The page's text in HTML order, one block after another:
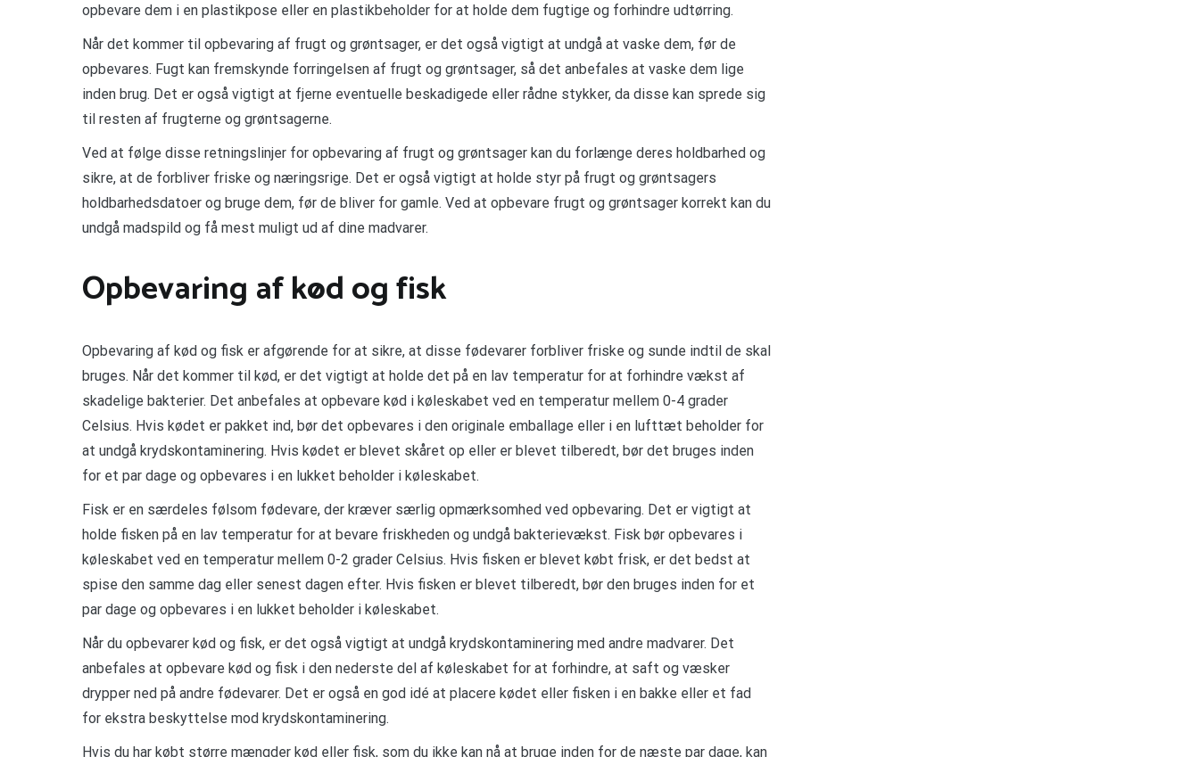
opbevare dem i en plastikpose eller en plastikbeholder for at holde dem fugtige og forhindre udtørring.
Når det kommer til opbevaring af frugt og grøntsager, er det også vigtigt at undgå at vaske dem, før de
opbevares. Fugt kan fremskynde forringelsen af frugt og grøntsager, så det anbefales at vaske dem lige
inden brug. Det er også vigtigt at fjerne eventuelle beskadigede eller rådne stykker, da disse kan sprede sig
til resten af frugterne og grøntsagerne.
Ved at følge disse retningslinjer for opbevaring af frugt og grøntsager kan du forlænge deres holdbarhed og
sikre, at de forbliver friske og næringsrige. Det er også vigtigt at holde styr på frugt og grøntsagers
holdbarhedsdatoer og bruge dem, før de bliver for gamle. Ved at opbevare frugt og grøntsager korrekt kan du
undgå madspild og få mest muligt ud af dine madvarer.
Opbevaring af kød og fisk
Opbevaring af kød og fisk er afgørende for at sikre, at disse fødevarer forbliver friske og sunde indtil de skal
bruges. Når det kommer til kød, er det vigtigt at holde det på en lav temperatur for at forhindre vækst af
skadelige bakterier. Det anbefales at opbevare kød i køleskabet ved en temperatur mellem 0-4 grader
Celsius. Hvis kødet er pakket ind, bør det opbevares i den originale emballage eller i en lufttæt beholder for
at undgå krydskontaminering. Hvis kødet er blevet skåret op eller er blevet tilberedt, bør det bruges inden
for et par dage og opbevares i en lukket beholder i køleskabet.
Fisk er en særdeles følsom fødevare, der kræver særlig opmærksomhed ved opbevaring. Det er vigtigt at
holde fisken på en lav temperatur for at bevare friskheden og undgå bakterievækst. Fisk bør opbevares i
køleskabet ved en temperatur mellem 0-2 grader Celsius. Hvis fisken er blevet købt frisk, er det bedst at
spise den samme dag eller senest dagen efter. Hvis fisken er blevet tilberedt, bør den bruges inden for et
par dage og opbevares i en lukket beholder i køleskabet.
Når du opbevarer kød og fisk, er det også vigtigt at undgå krydskontaminering med andre madvarer. Det
anbefales at opbevare kød og fisk i den nederste del af køleskabet for at forhindre, at saft og væsker
drypper ned på andre fødevarer. Det er også en god idé at placere kødet eller fisken i en bakke eller et fad
for ekstra beskyttelse mod krydskontaminering.
Hvis du har købt større mængder kød eller fisk, som du ikke kan nå at bruge inden for de næste par dage, kan